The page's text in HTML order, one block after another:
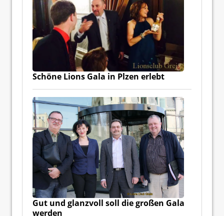
Schöne Lions Gala in Plzen erlebt
Gut und glanzvoll soll die großen Gala
werden